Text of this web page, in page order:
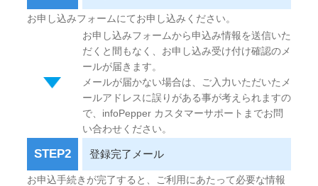
お申し込みフォームにてお申し込みください。
お申し込みフォームから申込み情報を送信いた
だくと間もなく、お申し込み受け付け確認のメ
ールが届きます。
メールが届かない場合は、ご入力いただいたメ
ールアドレスに誤りがある事が考えられますの
で、infoPepper カスタマーサポートまでお問
い合わせください。
STEP2 登録完了メール
お申込手続きが完了すると、ご利用にあたって必要な情報